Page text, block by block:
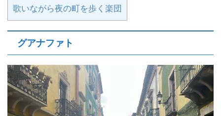
歌いながら夜の町を歩く楽団
グアナファト